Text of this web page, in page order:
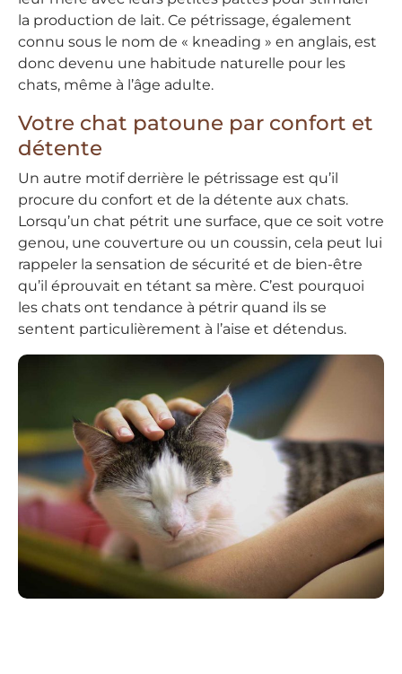
la production de lait. Ce pétrissage, également
connu sous le nom de « kneading » en anglais, est
donc devenu une habitude naturelle pour les
chats, même à l’âge adulte.
Votre chat patoune par confort et
détente
Un autre motif derrière le pétrissage est qu’il
procure du confort et de la détente aux chats.
Lorsqu’un chat pétrit une surface, que ce soit votre
genou, une couverture ou un coussin, cela peut lui
rappeler la sensation de sécurité et de bien-être
qu’il éprouvait en tétant sa mère. C’est pourquoi
les chats ont tendance à pétrir quand ils se
sentent particulièrement à l’aise et détendus.